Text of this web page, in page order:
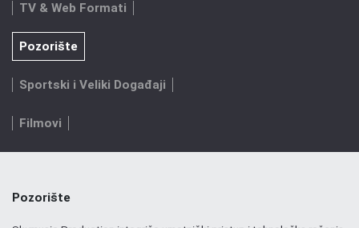
TV & Web Formati
Pozorište
Sportski i Veliki Događaji
Filmovi
Pozorište